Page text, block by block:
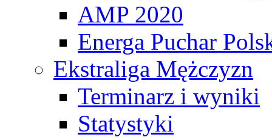
AMP 2020
Energa Puchar
Ekstraliga Mężczyzn
Terminarz i wyniki
Statystyki